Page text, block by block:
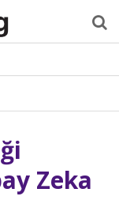
İletişim
Zeka